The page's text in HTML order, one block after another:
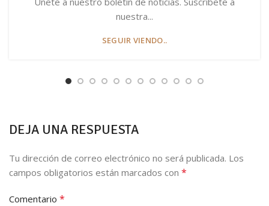
nuestra...
SEGUIR VIENDO..
DEJA UNA RESPUESTA
Tu dirección de correo electrónico no será publicada. Los
campos obligatorios están marcados con *
Comentario *